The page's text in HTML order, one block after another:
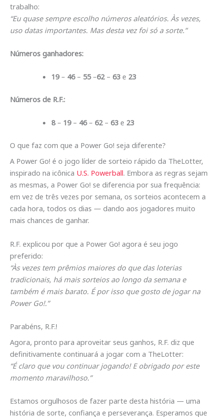
trabalho:
“Eu quase sempre escolho números aleatórios. Às vezes,
uso datas importantes. Mas desta vez foi só a sorte.”
Números ganhadores:
19 – 46– 55–62 – 63 e 23
Números de R.F.:
8 – 19 – 46– 62 – 63 e 23
O que faz com que a Power Go! seja diferente?
A Power Go! é o jogo líder de sorteio rápido da TheLotter,
inspirado na icônica U.S. Powerball. Embora as regras sejam
as mesmas, a Power Go! se diferencia por sua frequência:
em vez de três vezes por semana, os sorteios acontecem a
cada hora, todos os dias — dando aos jogadores muito
mais chances de ganhar.
R.F. explicou por que a Power Go! agora é seu jogo
preferido:
“Às vezes tem prêmios maiores do que das loterias
tradicionais, há mais sorteios ao longo da semana e
também é mais barato. É por isso que gosto de jogar na
Power Go!.”
Parabéns, R.F.!
Agora, pronto para aproveitar seus ganhos, R.F. diz que
definitivamente continuará a jogar com a TheLotter:
“É claro que vou continuar jogando! E obrigado por este
momento maravilhoso.”
Estamos orgulhosos de fazer parte desta história — uma
história de sorte, confiança e perseverança. Esperamos que